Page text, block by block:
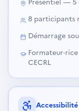
Présentiel — 5
8 participants
Démarrage
CECRL
Accessibilité